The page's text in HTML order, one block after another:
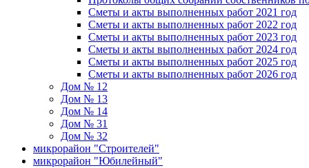
Сметы и акты выполненных работ 2021 год
Сметы и акты выполненных работ 2022 год
Сметы и акты выполненных работ 2023 год
Сметы и акты выполненных работ 2024 год
Сметы и акты выполненных работ 2025 год
Сметы и акты выполненных работ 2026 год
Дом № 12
Дом № 13
Дом № 14
Дом № 31
Дом № 32
микрорайон "Строителей"
микрорайон "Юбилейный"